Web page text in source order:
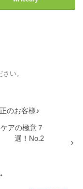
い。
のお客様♪
アの極意７
選！No.2